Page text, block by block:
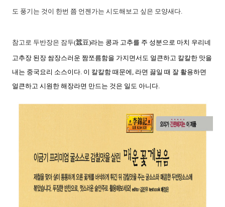
도 풍기는 것이 한번 쯤 언젠가는 시도해보고 싶은 모양새다.
참고로 두반장은 잠두(蠶豆)라는 콩과 고추를 주 성분으로 마치 우리네
고추장 된장 쌈장스러운 짬쪼름함을 가지면서도 얼큰하고 칼칼한 맛을
내는 중국요리 소스이다. 이 칼칼함 때문에, 라면 끓일 때 잘 활용하면
얼큰하고 시원한 해장라면 만드는 것은 일도 아니다.